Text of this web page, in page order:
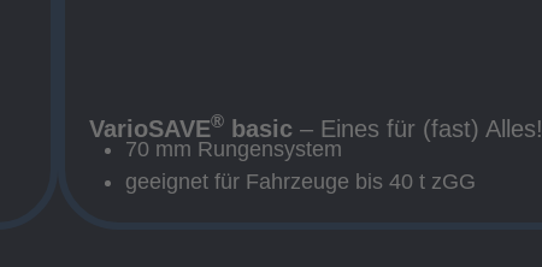
VarioSAVE® basic – Eines für (fast) Alles!
70 mm Rungensystem
geeignet für Fahrzeuge bis 40 t zGG